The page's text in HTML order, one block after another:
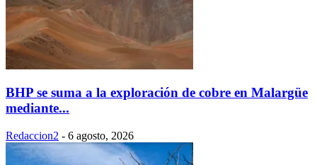
BHP se suma a la exploración de cobre en Malargüe
mediante...
Redaccion2 - 6 agosto, 2026